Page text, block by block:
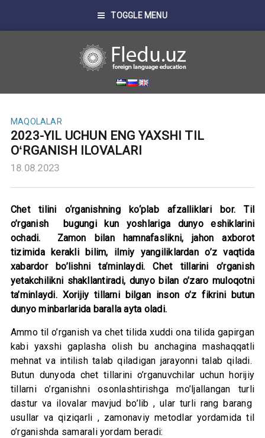
TOGGLE MENU
MAQOLALAR
2023-YIL UCHUN ENG YAXSHI TIL
OʻRGANISH ILOVALARI
18.08.2023
Chet tilini o‘rganishning ko‘plab afzalliklari bor. Til
o’rganish bugungi kun yoshlariga dunyo eshiklarini
ochadi. Zamon bilan hamnafaslikni, jahon axborot
tizimida kerakli bilim, ilmiy yangiliklardan o’z vaqtida
xabardor bo’lishni ta’minlaydi. Chet tillarini o’rganish
yetakchilikni shakllantiradi, dunyo bilan o’zaro muloqotni
ta’minlaydi. Xorijiy tillarni bilgan inson o’z fikrini butun
dunyo minbarlarida baralla ayta oladi.
Ammo til o’rganish va chet tilida xuddi ona tilida gapirgan
kabi yaxshi gaplasha olish bu anchagina mashaqqatli
mehnat va intilish talab qiladigan jarayonni talab qiladi.
Butun dunyoda chet tillarini o’rganuvchilar uchun horijiy
tillarni o’rganishni osonlashtirishga mo’ljallangan turli
dastur va ilovalar mavjud bo’lib , ular turli rang barang
usullar va qiziqarli , zamonaviy metodlar yordamida til
o’rganishda samarali yordam beradi: